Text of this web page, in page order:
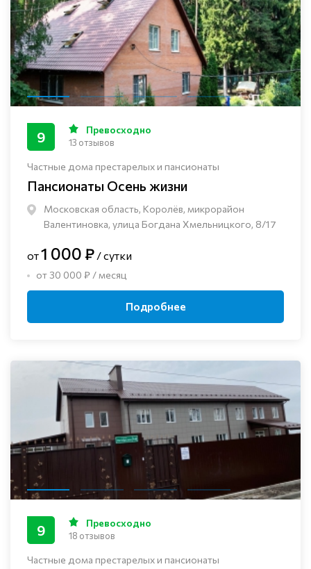
Частные дома престарелых и пансионаты
Пансионаты Осень жизни
Московская область, Королёв, микрорайон
Валентиновка, улица Богдана Хмельницкого, 8/17
9 Превосходно
13 отзывов
от1 000 ₽ / сутки
от 30 000 ₽ / месяц
Подробнее
Частные дома престарелых и пансионаты
9 Превосходно
18 отзывов